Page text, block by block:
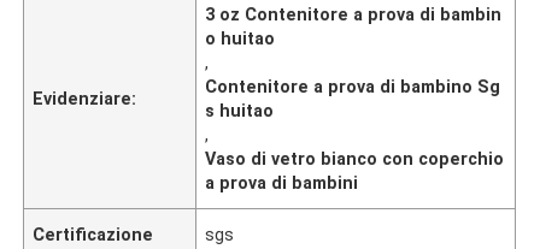
Evidenziare:
3 oz Contenitore a prova di bambin
o huitao
,
Contenitore a prova di bambino Sg
s huitao
,
Vaso di vetro bianco con coperchio
a prova di bambini
Certificazione sgs